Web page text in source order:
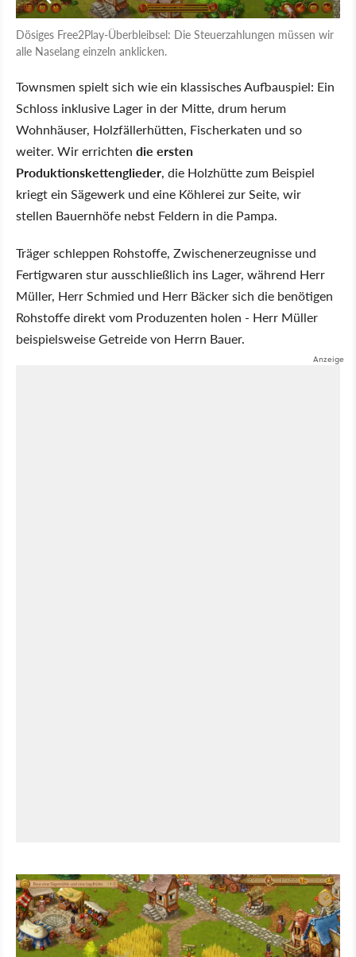
Dösiges Free2Play-Überbleibsel: Die Steuerzahlungen müssen wir
alle Naselang einzeln anklicken.
Townsmen spielt sich wie ein klassisches Aufbauspiel: Ein
Schloss inklusive Lager in der Mitte, drum herum
Wohnhäuser, Holzfällerhütten, Fischerkaten und so
weiter. Wir errichten die ersten
Produktionskettenglieder, die Holzhütte zum Beispiel
kriegt ein Sägewerk und eine Köhlerei zur Seite, wir
stellen Bauernhöfe nebst Feldern in die Pampa.
Träger schleppen Rohstoffe, Zwischenerzeugnisse und
Fertigwaren stur ausschließlich ins Lager, während Herr
Müller, Herr Schmied und Herr Bäcker sich die benötigen
Rohstoffe direkt vom Produzenten holen - Herr Müller
beispielsweise Getreide von Herrn Bauer.